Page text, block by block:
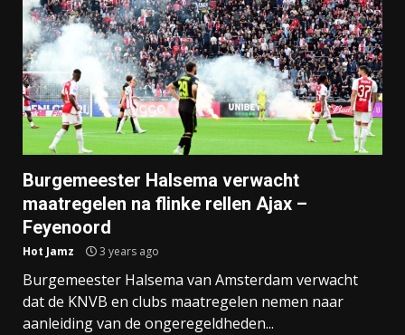
Burgemeester Halsema verwacht
maatregelen na flinke rellen Ajax –
Feyenoord
Hot Jamz 3 years ago
Burgemeester Halsema van Amsterdam verwacht
dat de KNVB en clubs maatregelen nemen naar
aanleiding van de ongeregeldheden...